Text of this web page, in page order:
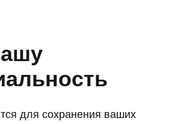
для сохранения ваших